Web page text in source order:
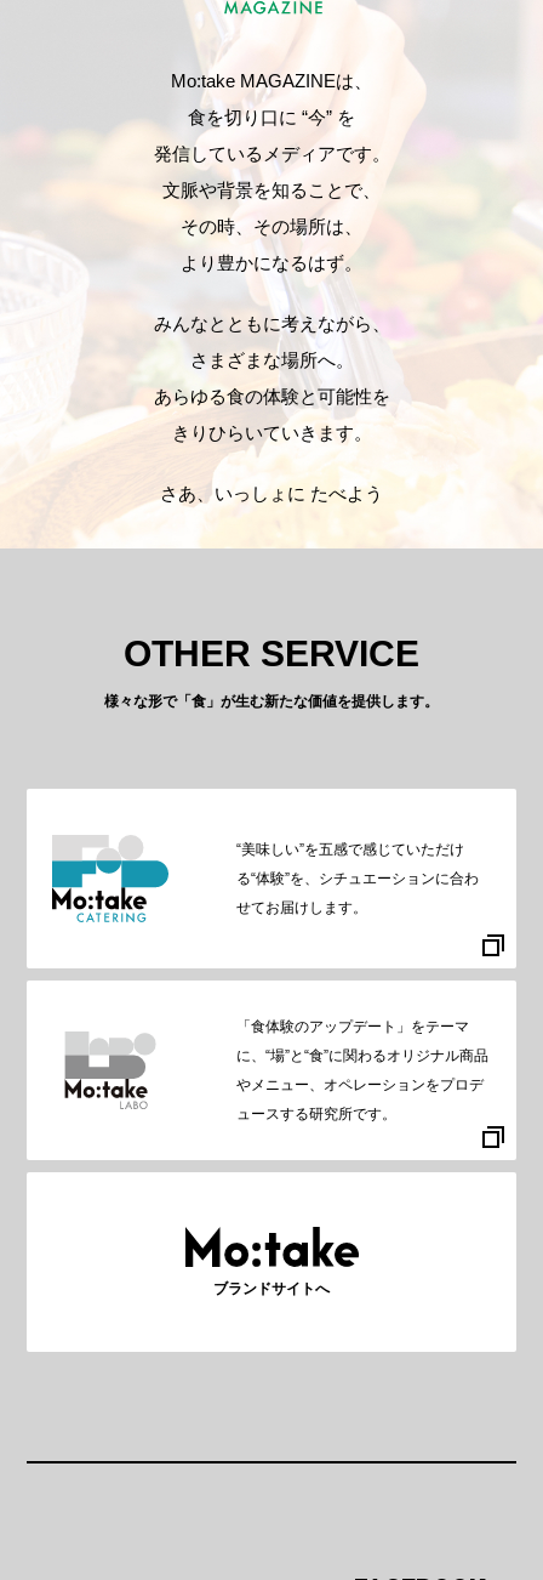
Mo:take MAGAZINEは、
食を切り口に “今” を
発信しているメディアです。
文脈や背景を知ることで、
その時、その場所は、
より豊かになるはず。
みんなとともに考えながら、
さまざまな場所へ。
あらゆる食の体験と可能性を
きりひらいていきます。
さあ、いっしょに たべよう
OTHER SERVICE
様々な形で「食」が生む新たな価値を提供します。
“美味しい”を五感で感じていただけ
る“体験”を、シチュエーションに合わ
せてお届けします。
「食体験のアップデート」をテーマ
に、“場”と“食”に関わるオリジナル商品
やメニュー、オペレーションをプロデ
ュースする研究所です。
ブランドサイトへ